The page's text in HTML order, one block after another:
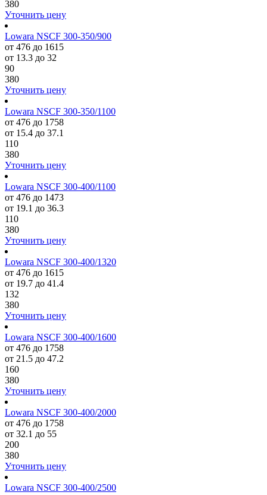
380
Уточнить цену
Lowara NSCF 300-350/900
от 476 до 1615
от 13.3 до 32
90
380
Уточнить цену
Lowara NSCF 300-350/1100
от 476 до 1758
от 15.4 до 37.1
110
380
Уточнить цену
Lowara NSCF 300-400/1100
от 476 до 1473
от 19.1 до 36.3
110
380
Уточнить цену
Lowara NSCF 300-400/1320
от 476 до 1615
от 19.7 до 41.4
132
380
Уточнить цену
Lowara NSCF 300-400/1600
от 476 до 1758
от 21.5 до 47.2
160
380
Уточнить цену
Lowara NSCF 300-400/2000
от 476 до 1758
от 32.1 до 55
200
380
Уточнить цену
Lowara NSCF 300-400/2500